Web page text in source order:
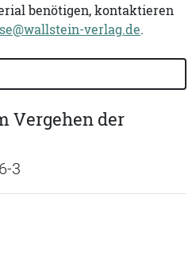
benötigen, kontaktieren
verlag.de.
oder ISBN
Vergehen der
3